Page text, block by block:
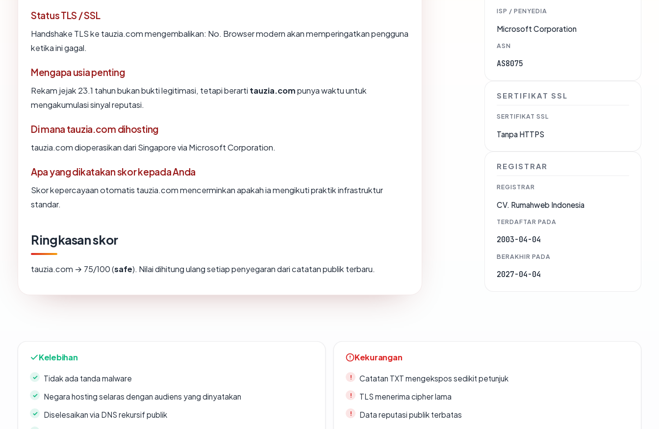
Status TLS / SSL
Handshake TLS ke tauzia.com mengembalikan: No. Browser modern akan memperingatkan pengguna
ketika ini gagal.
Mengapa usia penting
Rekam jejak 23.1 tahun bukan bukti legitimasi, tetapi berarti tauzia.compunya waktu untuk
mengakumulasi sinyal reputasi.
Di mana tauzia.com dihosting
tauzia.com dioperasikan dari Singapore via Microsoft Corporation.
Apa yang dikatakan skor kepada Anda
Skor kepercayaan otomatis tauzia.com mencerminkan apakah ia mengikuti praktik infrastruktur
standar.
Ringkasan skor
tauzia.com → 75/100 (safe). Nilai dihitung ulang setiap penyegaran dari catatan publik terbaru.
ISP / PENYEDIA
Microsoft Corporation
ASN
AS8075
SERTIFIKAT SSL
SERTIFIKAT SSL
Tanpa HTTPS
REGISTRAR
REGISTRAR
CV. Rumahweb Indonesia
TERDAFTAR PADA
2003-04-04
BERAKHIR PADA
2027-04-04
Kelebihan
Tidak ada tanda malware
Negara hosting selaras dengan audiens yang dinyatakan
Diselesaikan via DNS rekursif publik
Kekurangan
Catatan TXT mengekspos sedikit petunjuk
TLS menerima cipher lama
Data reputasi publik terbatas